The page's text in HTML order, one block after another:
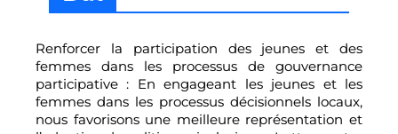
Renforcer la participation des jeunes et des
femmes dans les processus de gouvernance
participative : En engageant les jeunes et les
femmes dans les processus décisionnels locaux,
nous favorisons une meilleure représentation et